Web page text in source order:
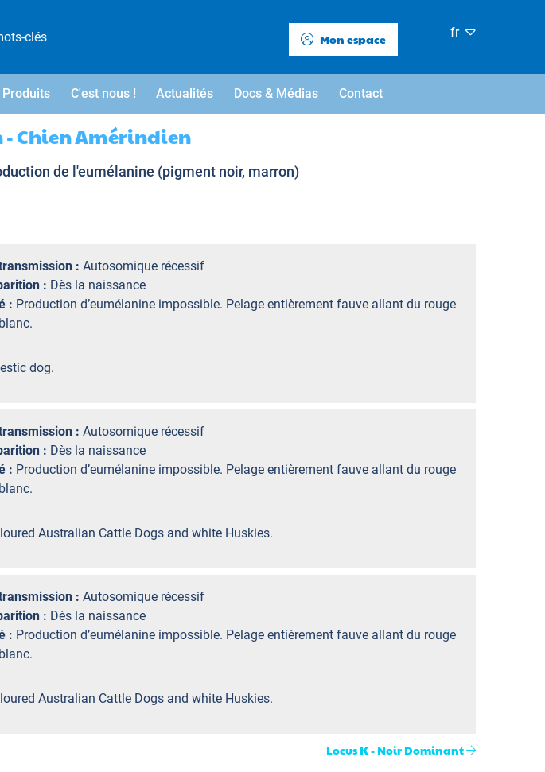
Mon espace fr
Produits C'est nous ! Actualités Docs & Médias Contact
- Chien Amérindien
de l'eumélanine (pigment noir, marron)
: Autosomique récessif
: Dès la naissance
: Production d’eumélanine impossible. Pelage entièrement fauve allant du rouge
dog.
: Autosomique récessif
: Dès la naissance
: Production d’eumélanine impossible. Pelage entièrement fauve allant du rouge
Australian Cattle Dogs and white Huskies.
: Autosomique récessif
: Dès la naissance
: Production d’eumélanine impossible. Pelage entièrement fauve allant du rouge
Australian Cattle Dogs and white Huskies.
Locus K - Noir Dominant